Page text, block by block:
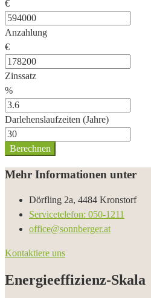
€
Anzahlung
€
Zinssatz
%
Darlehenslaufzeiten (Jahre)
Berechnen
Mehr Informationen unter
Dörfling 2a, 4484 Kronstorf
Servicetelefon: 050-1211
office@sonnberger.at
Kontaktiere uns
Energieeffizienz-Skala